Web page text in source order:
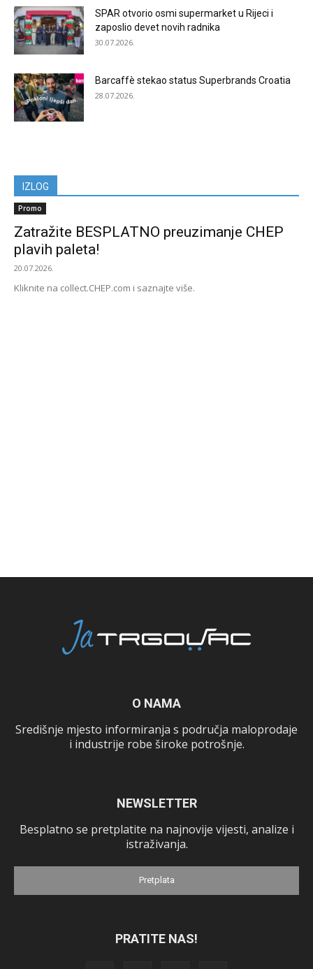
SPAR otvorio osmi supermarket u Rijeci i
zaposlio devet novih radnika
30.07.2026.
Barcaffè stekao status Superbrands Croatia
28.07.2026.
IZLOG
Promo
Zatražite BESPLATNO preuzimanje CHEP
plavih paleta!
20.07.2026.
Kliknite na collect.CHEP.com i saznajte više.
O NAMA
Središnje mjesto informiranja s područja maloprodaje
i industrije robe široke potrošnje.
NEWSLETTER
Besplatno se pretplatite na najnovije vijesti, analize i
istraživanja.
Pretplata
PRATITE NAS!